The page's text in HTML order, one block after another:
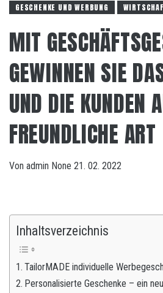
GESCHENKE UND WERBUNG
MIT
GEWINNEN SIE
UND DIE KUNDEN
FREUNDLICHE ART
Von admin None 21. 02. 2022
Inhaltsverzeichnis
TailorMADE individuelle
Personalisierte Geschenke – ein